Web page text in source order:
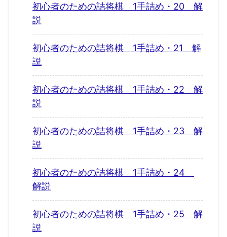
初心者のための詰将棋 1手詰め・20 解
説
初心者のための詰将棋 1手詰め・21 解
説
初心者のための詰将棋 1手詰め・22 解
説
初心者のための詰将棋 1手詰め・23 解
説
初心者のための詰将棋 1手詰め・24
解説
初心者のための詰将棋 1手詰め・25 解
説